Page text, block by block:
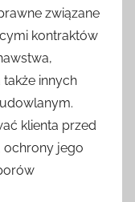
związane
kontraktów
innych
klienta przed
ochrony jego